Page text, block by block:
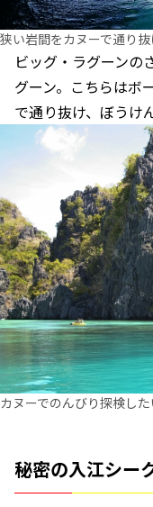
狭い岩間をカヌーで通り抜
ビッグ・ラグーンの
グーン。こちらはボ
で通り抜け、ぼうけ
カヌーでのんびり探検した
秘密の入江シー